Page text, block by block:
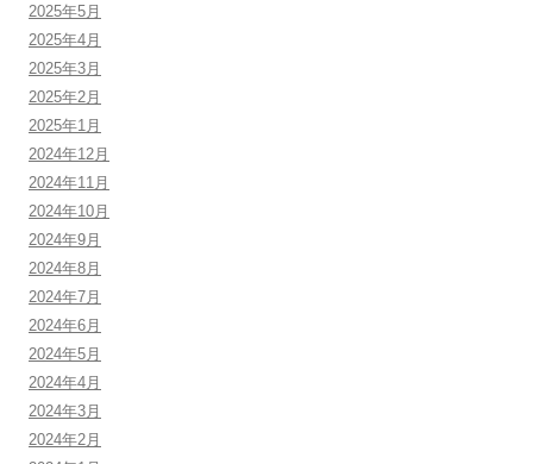
2025年5月
2025年4月
2025年3月
2025年2月
2025年1月
2024年12月
2024年11月
2024年10月
2024年9月
2024年8月
2024年7月
2024年6月
2024年5月
2024年4月
2024年3月
2024年2月